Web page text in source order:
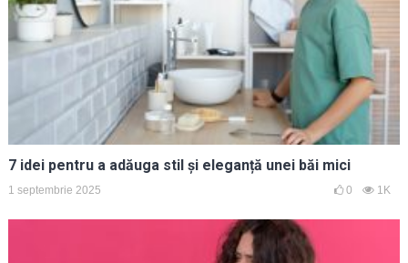
7 idei pentru a adăuga stil și eleganță unei băi mici
1 septembrie 2025 0 1K